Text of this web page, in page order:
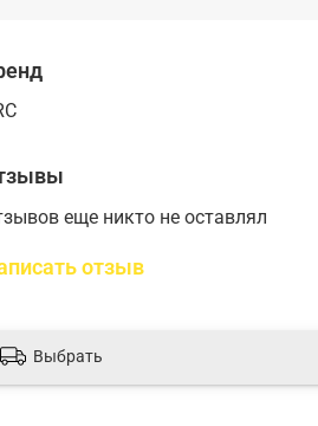
еще никто не оставлял
отзыв
Выбрать